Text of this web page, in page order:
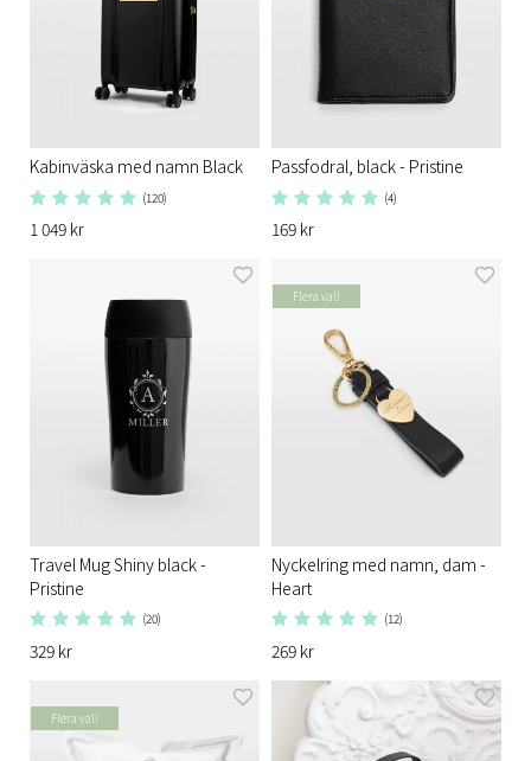
Kabinväska med namn Black
(120)
1 049 kr
Passfodral, black - Pristine
(4)
169 kr
Travel Mug Shiny black -
Pristine
(20)
329 kr
Flera val!
Nyckelring med namn, dam -
Heart
(12)
269 kr
Flera val!